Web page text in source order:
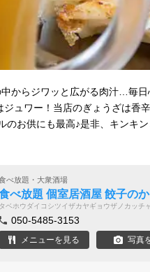
からジワッと広がる肉汁…毎
ュワー！当店のぎょうざは香
のお供にも最高♪是非、キンキ
べ放題・大衆酒場
べ放題 個室居酒屋 餃子の
タベホウダイコシツイザカヤギョウザノカッチ
050-5485-3153
メニューを見る 写真